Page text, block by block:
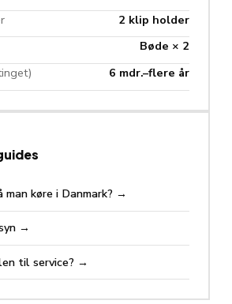
2 klip holder
Bøde × 2
6 mdr.–flere år
køre i Danmark? →
→
til service? →